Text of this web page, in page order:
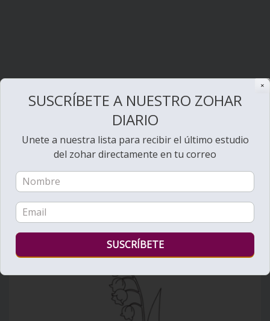
✕
SUSCRÍBETE A NUESTRO ZOHAR
DIARIO
Unete a nuestra lista para recibir el último estudio
del zohar directamente en tu correo